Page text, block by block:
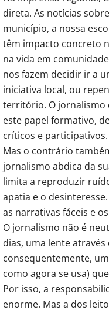
direta. As notícias
município, a nossa
têm impacto concreto
na vida em
nos fazem decidir ir a
iniciativa local, ou
território. O jornalismo
este papel formativo,
críticos e participativos.
Mas o contrário
jornalismo abdica da
limita a reproduzir
apatia e o
as narrativas fáceis e
O jornalismo não é
dias, uma lente
consequentemente,
como agora se usa)
Por isso, a
enorme. Mas a dos